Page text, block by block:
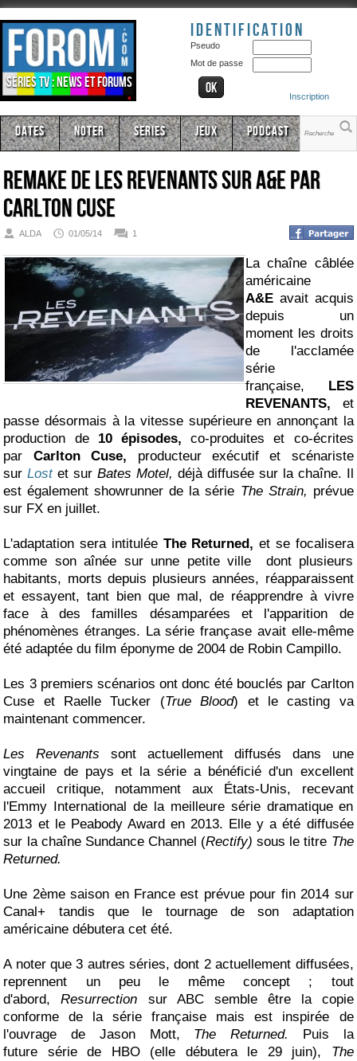
Séries TV : news et forums
Identification
Pseudo
Mot de passe
Inscription
Dates Noter Series Jeux Podcast
Remake de Les Revenants sur A&E par
Carlton Cuse
ALDA 01/05/14 1
La chaîne câblée
américaine
A&E avait acquis
depuis un
moment les droits
de l'acclamée
série
française, LES
REVENANTS, et
passe désormais à la vitesse supérieure en annonçant la
production de 10 épisodes,co-produites et co-écrites
par Carlton Cuse, producteur exécutif et scénariste
surLost et surBates Motel, déjà diffusée sur la chaîne. Il
est également showrunner de la série The Strain, prévue
sur FX en juillet.
L'adaptation sera intitulée The Returned, et se focalisera
comme son aînée sur unne petite ville dont plusieurs
habitants, morts depuis plusieurs années, réapparaissent
et essayent, tant bien que mal, de réapprendre à vivre
face à des familles désamparées et l'apparition de
phénomènes étranges. La série françase avait elle-même
été adaptée du film éponyme de 2004 de Robin Campillo.
Les 3 premiers scénarios ont donc été bouclés par Carlton
Cuse et Raelle Tucker (True Blood) et le casting va
maintenant commencer.
Les Revenantssont actuellement diffusés dans une
vingtaine de pays et la série a bénéficié d'un excellent
accueil critique, notamment aux États-Unis, recevant
l'Emmy International de la meilleure série dramatique en
2013 et le Peabody Award en 2013. Elle y a été diffusée
sur la chaîne Sundance Channel (Rectify)sous le titre The
Returned.
Une 2ème saison en France est prévue pour fin 2014 sur
Canal+ tandis que le tournage de son adaptation
américaine débutera cet été.
A noter que 3 autres séries, dont 2 actuellement diffusées,
reprennent un peu le même concept ; tout
d'abord,Resurrection sur ABC semble être la copie
conforme de la série française mais est inspirée de
l'ouvrage de Jason Mott, The Returned. Puis la
future série de HBO (elle débutera le 29 juin), The